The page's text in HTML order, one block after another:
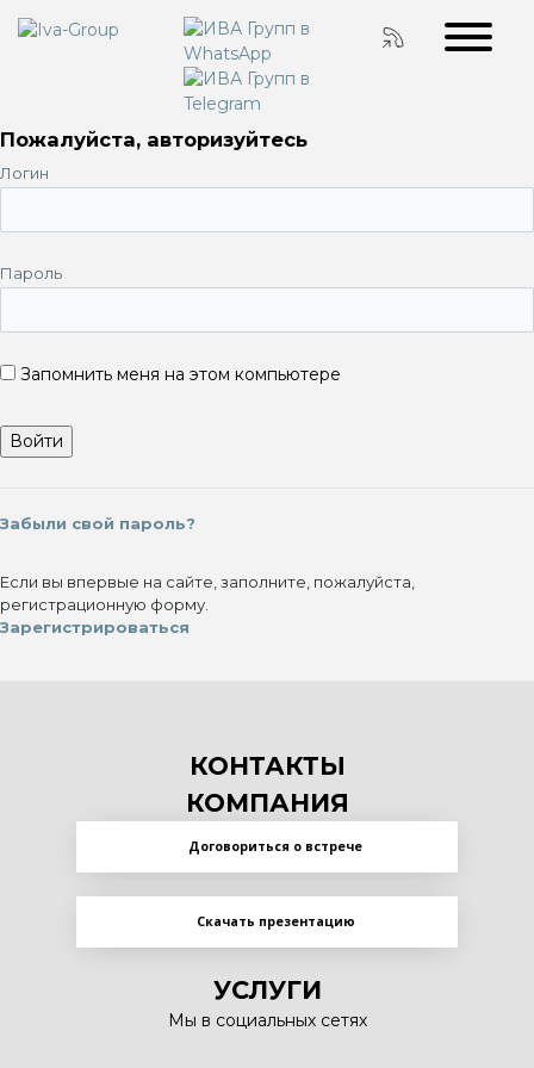
Пожалуйста, авторизуйтесь
Логин
Пароль
Запомнить меня на этом компьютере
Забыли свой пароль?
Если вы впервые на сайте, заполните, пожалуйста,
регистрационную форму.
Зарегистрироваться
КОНТАКТЫ
КОМПАНИЯ
Договориться о встрече
Скачать презентацию
УСЛУГИ
Мы в социальных сетях